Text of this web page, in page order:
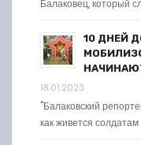
Балаковец, который
10 ДНЕЙ
18.01.2023
"Балаковский
как живется